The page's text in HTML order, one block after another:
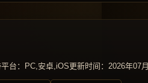
平台：PC,安卓,iOS更新时间：2026年07